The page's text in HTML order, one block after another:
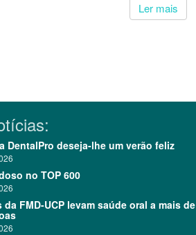
Ler mais
DentalPro deseja-lhe um verão feliz
no TOP 600
da FMD-UCP levam saúde oral a mais de